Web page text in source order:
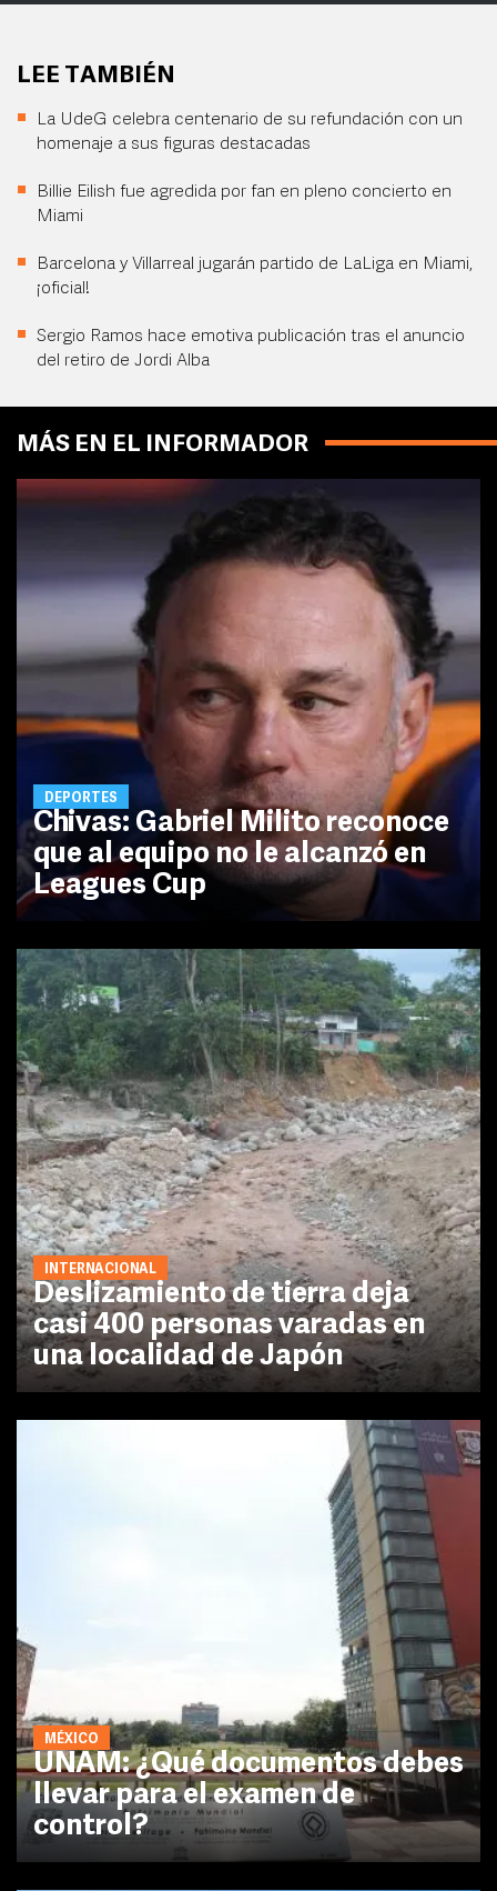
LEE TAMBIÉN
La UdeG celebra centenario de su refundación con un
homenaje a sus figuras destacadas
Billie Eilish fue agredida por fan en pleno concierto en
Miami
Barcelona y Villarreal jugarán partido de LaLiga en Miami,
¡oficial!
Sergio Ramos hace emotiva publicación tras el anuncio
del retiro de Jordi Alba
MÁS EN EL INFORMADOR
DEPORTES
Chivas: Gabriel Milito reconoce
que al equipo no le alcanzó en
Leagues Cup
INTERNACIONAL
Deslizamiento de tierra deja
casi 400 personas varadas en
una localidad de Japón
MÉXICO
UNAM: ¿Qué documentos debes
llevar para el examen de
control?